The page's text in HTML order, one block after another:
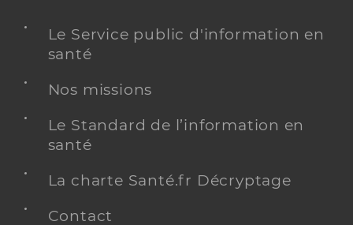
Le Service public d'information en
santé
Nos missions
Le Standard de l’information en
santé
La charte Santé.fr Décryptage
Contact